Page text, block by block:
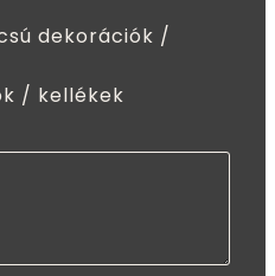
dekorációk /
/ kellékek